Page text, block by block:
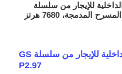
دليل شاشة العرض LED الداخلية للإيجار من سلسلة
Visual GS P2.9 لأحداث المسرح المدمجة، 7680 هرتز
🎤 شاشة LED داخلية للإيجار من سلسلة GS
P2.97